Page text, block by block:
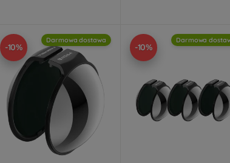
-10%
Darmowa dostawa
-10%
Darmowa